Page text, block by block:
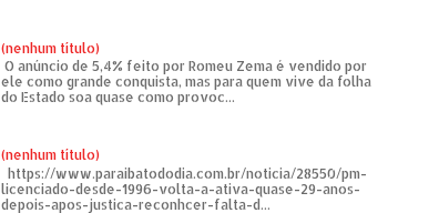
(nenhum título)
O anúncio de 5,4% feito por Romeu Zema é vendido por
ele como grande conquista, mas para quem vive da folha
do Estado soa quase como provoc...
(nenhum título)
https://www.paraibatododia.com.br/noticia/28550/pm-
licenciado-desde-1996-volta-a-ativa-quase-29-anos-
depois-apos-justica-reconhcer-falta-d...